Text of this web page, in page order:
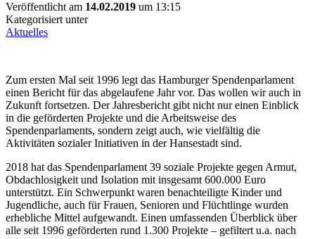
Veröffentlicht am 14.02.2019 um 13:15
Kategorisiert unter
Aktuelles
Zum ersten Mal seit 1996 legt das Hamburger Spendenparlament
einen Bericht für das abgelaufene Jahr vor. Das wollen wir auch in
Zukunft fortsetzen. Der Jahresbericht gibt nicht nur einen Einblick
in die geförderten Projekte und die Arbeitsweise des
Spendenparlaments, sondern zeigt auch, wie vielfältig die
Aktivitäten sozialer Initiativen in der Hansestadt sind.
2018 hat das Spendenparlament 39 soziale Projekte gegen Armut,
Obdachlosigkeit und Isolation mit insgesamt 600.000 Euro
unterstützt. Ein Schwerpunkt waren benachteiligte Kinder und
Jugendliche, auch für Frauen, Senioren und Flüchtlinge wurden
erhebliche Mittel aufgewandt. Einen umfassenden Überblick über
alle seit 1996 geförderten rund 1.300 Projekte – gefiltert u.a. nach